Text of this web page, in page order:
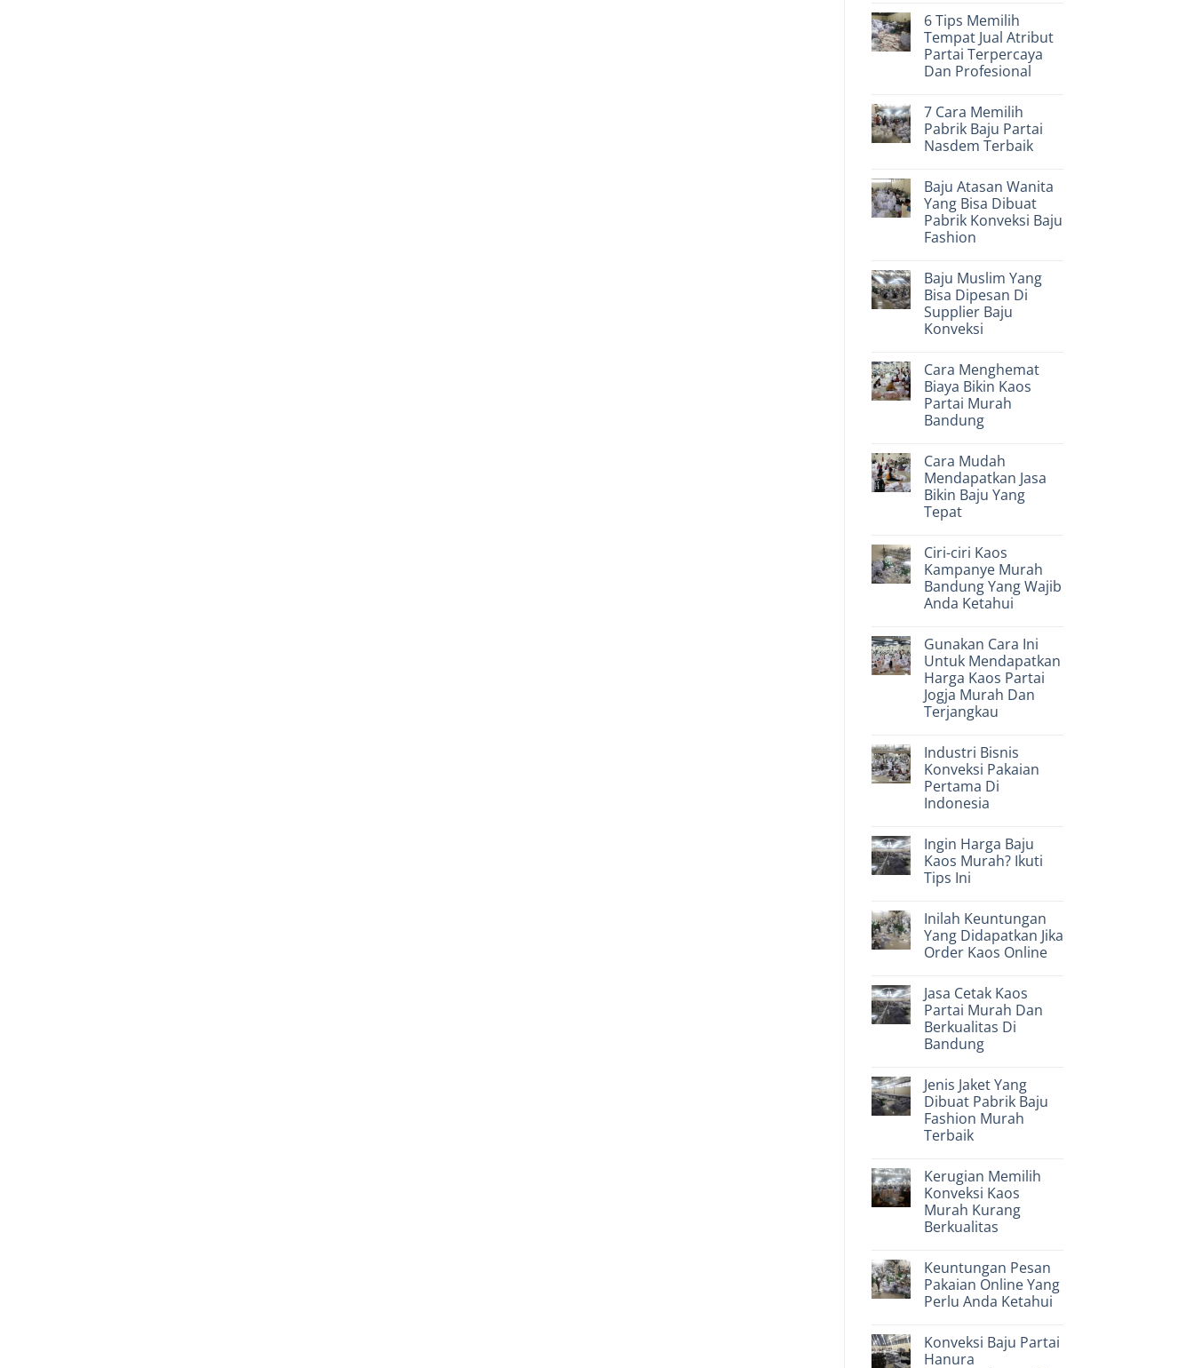
Yang
Terpercaya
Dan
Profesional
on
6
Langkah
Menentukan
Pilihan
Tempat
Partai
Pks
Terbaik
6 Tips Memilih
Tempat Jual Atribut
Partai Terpercaya
Dan Profesional
on
6
Tips
Memilih
Atribut
Partai
Terpercaya
Dan
Profesional
7 Cara Memilih
Pabrik Baju Partai
Nasdem Terbaik
on
7
Cara
Memilih
Pabrik
Baju
Terbaik
Baju Atasan Wanita
Yang Bisa Dibuat
Pabrik Konveksi Baju
Fashion
on
Baju
Atasan
Wanita
Yang
Bisa
Konveksi
Baju
Fashion
Baju Muslim Yang
Bisa Dipesan Di
Supplier Baju
Konveksi
on
Baju
Muslim
Yang
Bisa
Dipesan
Baju
Konveksi
Cara Menghemat
Biaya Bikin Kaos
Partai Murah
Bandung
on
Cara
Menghemat
Biaya
Bikin
Kaos
Bandung
Cara Mudah
Mendapatkan Jasa
Bikin Baju Yang
Tepat
on
Cara
Mudah
Mendapatkan
Jasa
Bikin
Tepat
Ciri-ciri Kaos
Kampanye Murah
Bandung Yang Wajib
Anda Ketahui
on
Ciri-
ciri
Kaos
Kampanye
Murah
Bandung
Anda
Ketahui
Gunakan Cara Ini
Untuk Mendapatkan
Harga Kaos Partai
Jogja Murah Dan
Terjangkau
on
Gunakan
Cara
Ini
Untuk
Mendapatkan
Partai
Jogja
Murah
Dan
Terjangkau
Industri Bisnis
Konveksi Pakaian
Pertama Di
Indonesia
on
Industri
Bisnis
Konveksi
Pakaian
Di
Indonesia
Ingin Harga Baju
Kaos Murah? Ikuti
Tips Ini
on
Ingin
Harga
Baju
Ikuti
Tips
Ini
Inilah Keuntungan
Yang Didapatkan Jika
Order Kaos Online
on
Inilah
Keuntungan
Yang
Didapatkan
Jika
Online
Jasa Cetak Kaos
Partai Murah Dan
Berkualitas Di
Bandung
on
Jasa
Cetak
Kaos
Partai
Murah
Di
Bandung
Jenis Jaket Yang
Dibuat Pabrik Baju
Fashion Murah
Terbaik
on
Jenis
Jaket
Yang
Dibuat
Pabrik
Murah
Terbaik
Kerugian Memilih
Konveksi Kaos
Murah Kurang
Berkualitas
on
Kerugian
Memilih
Konveksi
Kurang
Berkualitas
Keuntungan Pesan
Pakaian Online Yang
Perlu Anda Ketahui
on
Keuntungan
Konveksi Baju Partai
Hanura